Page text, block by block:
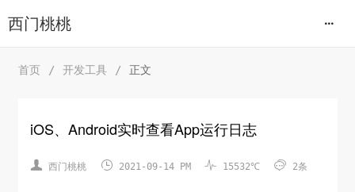
西门桃桃
首页 / 开发工具 / 正文
iOS、Android实时查看App运行日志
 西门桃桃  2021-09-14 PM  15532℃  2条